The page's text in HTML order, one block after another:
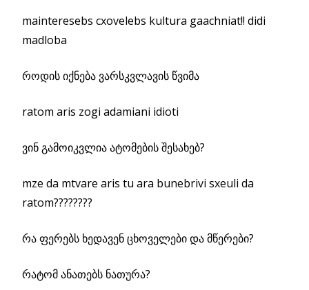
mainteresebs cxovelebs kultura gaachniat!! didi
madloba
როდის იქნება ვარსკვლავის წვიმა
ratom aris zogi adamiani idioti
ვინ გამოიკვლია ატომების შესახებ?
mze da mtvare aris tu ara bunebrivi sxeuli da
ratom????????
რა ფერებს ხედავენ ცხოველები და მწერები?
რატომ ანათებს ნათურა?